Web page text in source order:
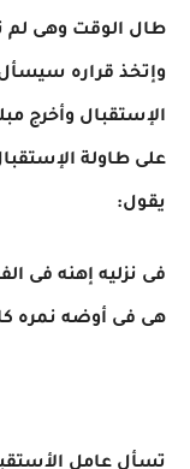
طال الوقت وهى
وإتخذ قراره
الإستقبال وأخرج
على طاولة
يقول:
فى نزليه إهنه فى
هى فى أوضه نمره
تسأل عامل